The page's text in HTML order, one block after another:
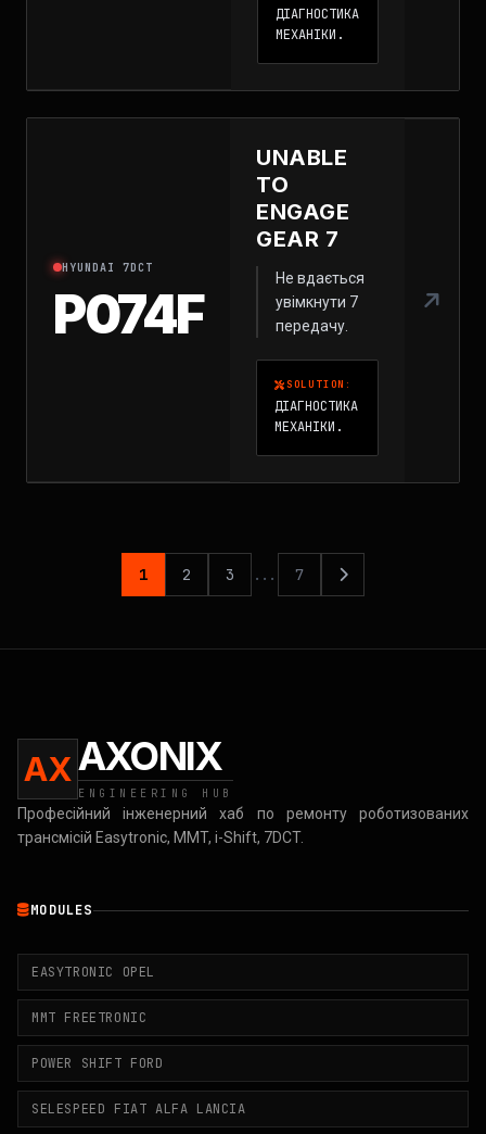
ДІАГНОСТИКА
МЕХАНІКИ.
HYUNDAI 7DCT
P074F
UNABLE
TO
ENGAGE
GEAR 7
Не вдається
увімкнути 7
передачу.
SOLUTION:
ДІАГНОСТИКА
МЕХАНІКИ.
1 2 3 ... 7
AXAXONIX
ENGINEERING HUB
Професійний інженерний хаб по ремонту роботизованих
трансмісій Easytronic, MMT, i-Shift, 7DCT.
MODULES
EASYTRONIC OPEL
MMT FREETRONIC
POWER SHIFT FORD
SELESPEED FIAT ALFA LANCIA